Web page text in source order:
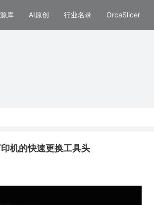
库 AI原创 行业名录 OrcaSlicer
机的快速更换工具头